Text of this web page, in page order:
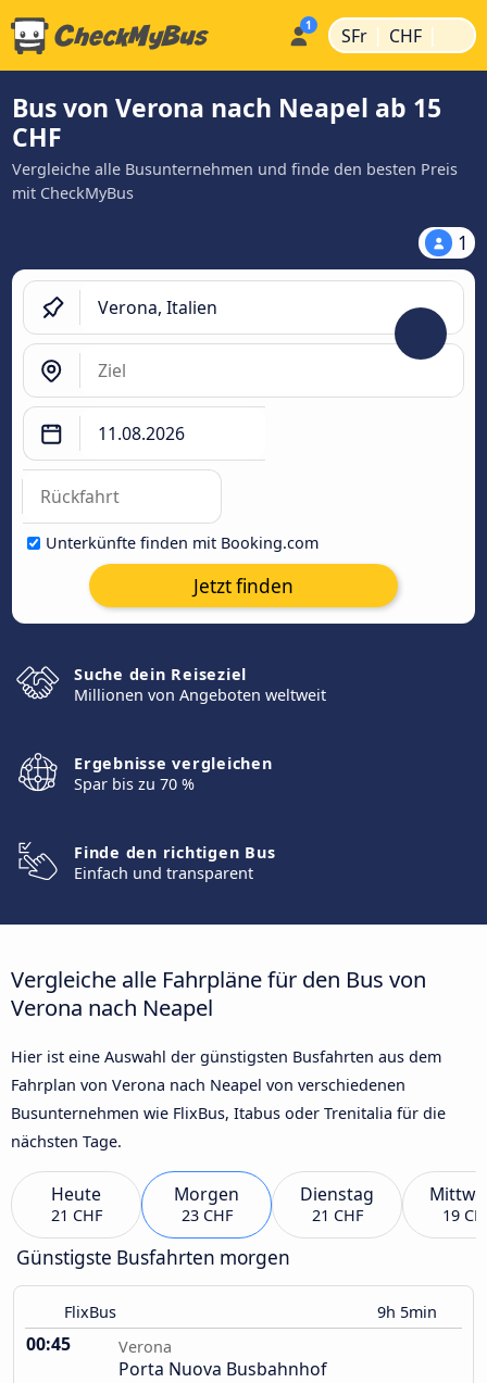
SFr | CHF |
Bus von Verona nach Neapel ab 15
CHF
Vergleiche alle Busunternehmen und finde den besten Preis
mit CheckMyBus
1
Unterkünfte finden mit Booking.com
Jetzt finden
Suche dein Reiseziel
Millionen von Angeboten weltweit
Ergebnisse vergleichen
Spar bis zu 70 %
Finde den richtigen Bus
Einfach und transparent
Vergleiche alle Fahrpläne für den Bus von
Verona nach Neapel
Hier ist eine Auswahl der günstigsten Busfahrten aus dem
Fahrplan von Verona nach Neapel von verschiedenen
Busunternehmen wie FlixBus, Itabus oder Trenitalia für die
nächsten Tage.
Heute
21 CHF
Morgen
23 CHF
Dienstag
21 CHF 19
Günstigste Busfahrten morgen
FlixBus 9h 5min
00:45 Verona
Porta Nuova Busbahnhof